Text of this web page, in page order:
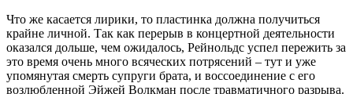
Что же касается лирики, то пластинка должна получиться
крайне личной. Так как перерыв в концертной деятельности
оказался дольше, чем ожидалось, Рейнольдс успел пережить за
это время очень много всяческих потрясений – тут и уже
упомянутая смерть супруги брата, и воссоединение с его
возлюбленной Эйжей Волкман после травматичного разрыва.